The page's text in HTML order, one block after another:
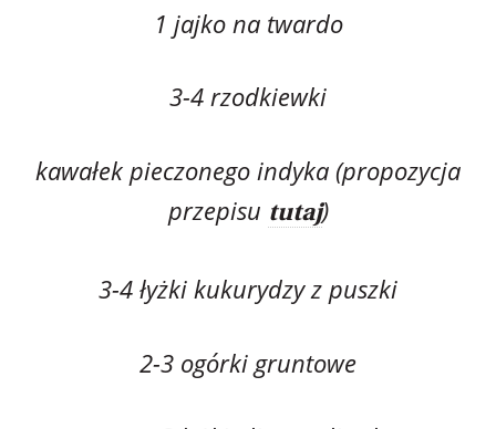
1 jajko na twardo
3-4 rzodkiewki
kawałek pieczonego indyka (propozycja
przepisu tutaj)
3-4 łyżki kukurydzy z puszki
2-3 ogórki gruntowe